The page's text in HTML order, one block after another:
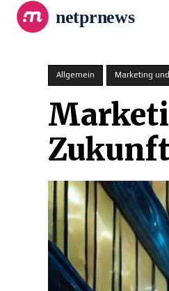
netprnews
Allgemein Marketing